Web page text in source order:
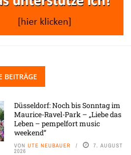
BEITRÄGE
Düsseldorf: Noch bis Sonntag im
Maurice-Ravel-Park – „Liebe das
Leben – pempelfort music
weekend“
VON UTE NEUBAUER 7. AUGUST
2026